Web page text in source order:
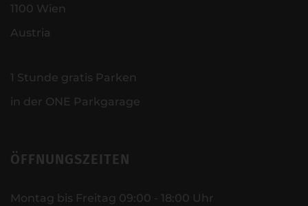
1100 Wien
Austria
1 Stunde gratis Parken
in der ONE Parkgarage
ÖFFNUNGSZEITEN
Montag bis Freitag 09:00 - 18:00 Uhr